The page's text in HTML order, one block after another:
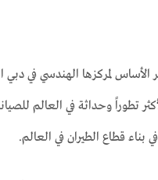
تطوراً وحداثة في العالم
بناء قطاع الطيران في العالم.